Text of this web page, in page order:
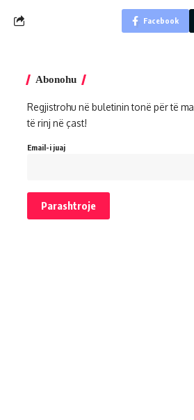
Facebook
Abonohu
Regjistrohu në buletinin tonë për të
të rinj në çast!
Email-i juaj